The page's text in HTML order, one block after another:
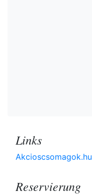
Links
Akcioscsomagok.hu
Reservierung